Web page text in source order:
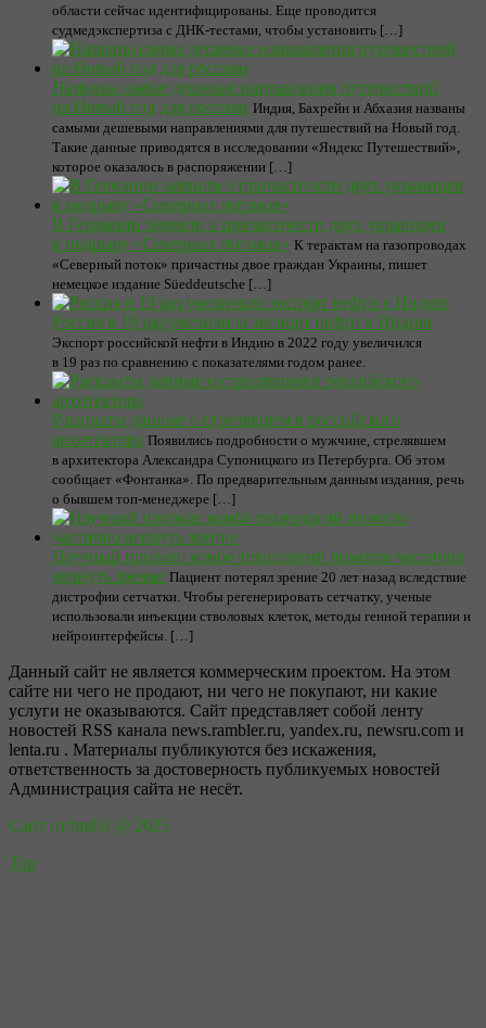
области сейчас идентифицированы. Еще проводится
судмедэкспертиза с ДНК-тестами, чтобы установить […]
Названы самые дешевые направления путешествий
на Новый год для россиян Индия, Бахрейн и Абхазия названы
самыми дешевыми направлениями для путешествий на Новый год.
Такие данные приводятся в исследовании «Яндекс Путешествий»,
которое оказалось в распоряжении […]
В Германии заявили о причастности двух украинцев
к подрыву «Северных потоков» К терактам на газопроводах
«Северный поток» причастны двое граждан Украины, пишет
немецкое издание Süeddeutsche […]
Россия в 19 раз увеличила экспорт нефти в Индию
Экспорт российской нефти в Индию в 2022 году увеличился
в 19 раз по сравнению с показателями годом ранее.
Раскрыты данные о стрелявшем в российского
архитектора Появились подробности о мужчине, стрелявшем
в архитектора Александра Супоницкого из Петербурга. Об этом
сообщает «Фонтанка». По предварительным данным издания, речь
о бывшем топ-менеджере […]
Научный прорыв: комбо технологий помогло частично
вернуть зрение Пациент потерял зрение 20 лет назад вследствие
дистрофии сетчатки. Чтобы регенерировать сетчатку, ученые
использовали инъекции стволовых клеток, методы генной терапии и
нейроинтерфейсы. […]
Данный сайт не является коммерческим проектом. На этом
сайте ни чего не продают, ни чего не покупают, ни какие
услуги не оказываются. Сайт представляет собой ленту
новостей RSS канала news.rambler.ru, yandex.ru, newsru.com и
lenta.ru . Материалы публикуются без искажения,
ответственность за достоверность публикуемых новостей
Администрация сайта не несёт.
Сайт от bmb3 @ 2023
Top